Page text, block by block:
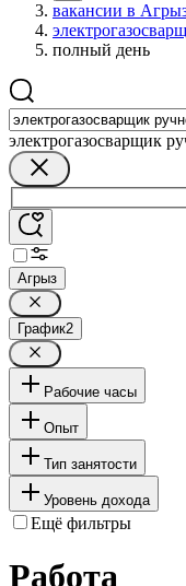
вакансии в
полный день
электрогазосварщик
Агрыз
График2
Рабочие часы
Опыт
Тип занятости
Уровень дохода
Ещё фильтры
Работа